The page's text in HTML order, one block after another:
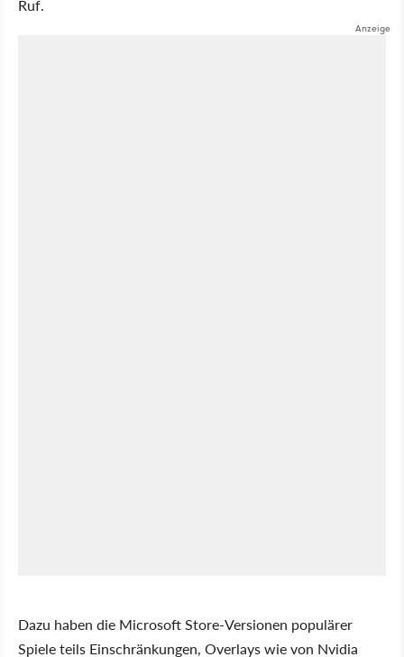
Ruf.
Dazu haben die Microsoft Store-Versionen populärer
Spiele teils Einschränkungen, Overlays wie von Nvidia